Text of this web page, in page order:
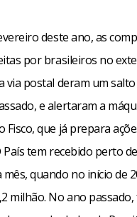
deste ano, as
por brasileiros no
via postal deram um
e alertaram a
Fisco, que já prepara
País tem recebido perto
mês, quando no início de
milhão. No ano